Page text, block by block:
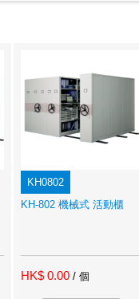
KH0802
KH-802 機械式 活動櫃
HK$ 0.00 / 個